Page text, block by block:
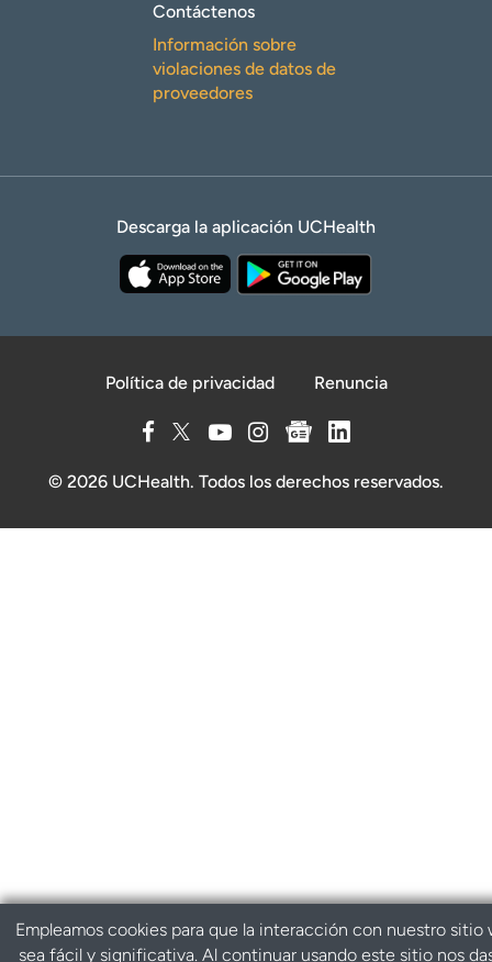
Contáctenos
Información sobre
violaciones de datos de
proveedores
Descarga la aplicación UCHealth
Política de privacidad Renuncia
© 2026 UCHealth. Todos los derechos reservados.
Empleamos cookies para que la interacción con nuestro sitio
sea fácil y significativa. Al continuar usando este sitio nos